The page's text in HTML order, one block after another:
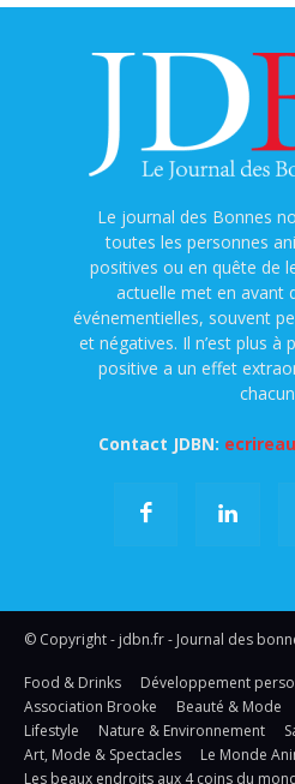
Le journal des Bonnes
toutes les personnes
positives ou en quête de
actuelle met en avant
événementielles, souvent
et négatives. Il n’est plus à
positive a un effet
Contact JDBN:
© Copyright - jdbn.fr - Journal des
Food & Drinks
Développement
Association Brooke
Beauté & Mode
Lifestyle
Nature & Environnement
Art, Mode & Spectacles
Le Monde
Les beaux endroits aux 4 coins du